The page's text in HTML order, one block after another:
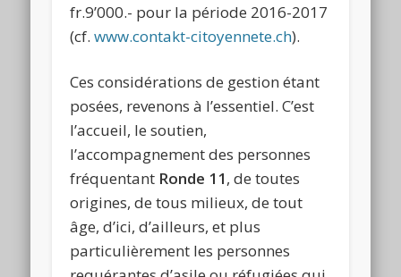
fr.9’000.- pour la période 2016-2017
(cf.www.contakt-citoyennete.ch).
Ces considérations de gestion étant
posées, revenons à l’essentiel. C’est
l’accueil, le soutien,
l’accompagnement des personnes
fréquentant Ronde 11, de toutes
origines, de tous milieux, de tout
âge, d’ici, d’ailleurs, et plus
particulièrement les personnes